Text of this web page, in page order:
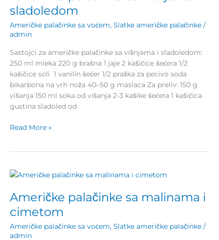
sladoledom
Američke palačinke sa voćem, Slatke američke palačinke /
admin
Sastojci za američke palačinke sa višnjama i sladoledom:
250 ml mleka 220 g brašna 1 jaje 2 kašičice šećera 1/2
kašičice soli 1 vanilin šećer 1/2 praška za pecivo soda
bikarbona na vrh noža 40–50 g maslaca Za preliv: 150 g
višanja 150 ml soka od višanja 2-3 kašike šećera 1 kašičica
gustina sladoled od
višnjama
i
sladoledom
Read More »
Američke palačinke sa malinama i
cimetom
Američke palačinke sa voćem, Slatke američke palačinke /
admin
Američke
sa
malinama
i
cimetom